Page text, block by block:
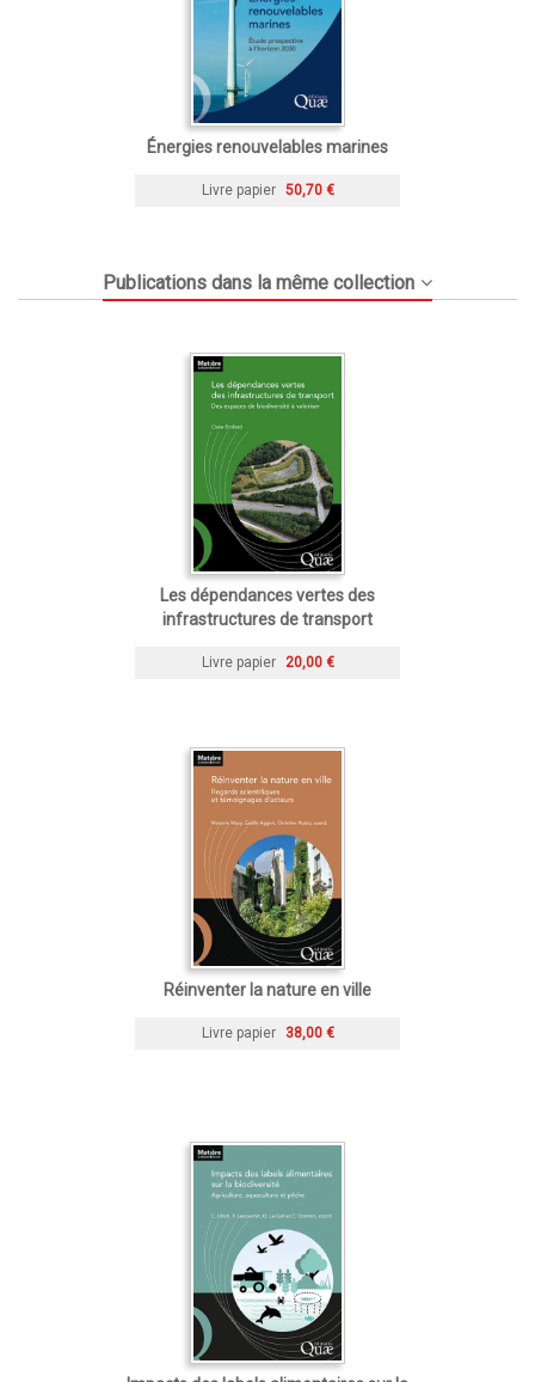
Énergies renouvelables marines
Livre papier 50,70 €
Publications dans la même collection
Les dépendances vertes des
infrastructures de transport
Livre papier 20,00 €
Réinventer la nature en ville
Livre papier 38,00 €